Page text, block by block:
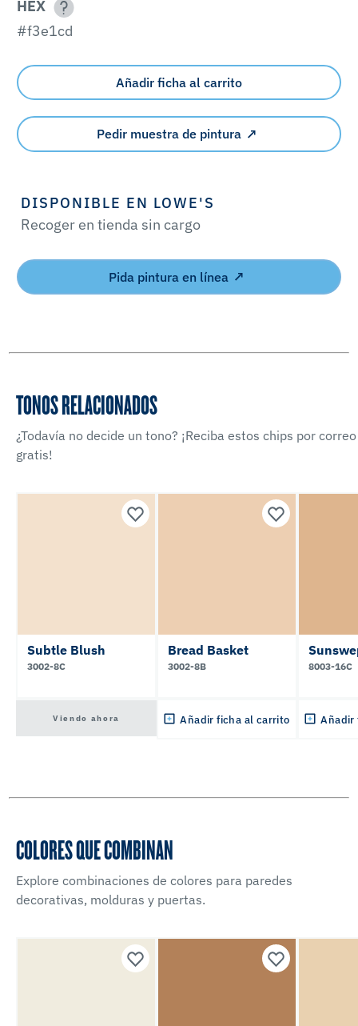
HEX
#f3e1cd
Añadir ficha al carrito
Pedir muestra de pintura
DISPONIBLE EN LOWE'S
Recoger en tienda sin cargo
Pida pintura en línea
TONOS RELACIONADOS
¿Todavía no decide un tono? ¡Reciba estos chips por correo
gratis!
Subtle Blush
3002-8C
Viendo ahora
Bread Basket
3002-8B
Añadir ficha al carrito
8003-16C
Añadir
COLORES QUE COMBINAN
Explore combinaciones de colores para paredes
decorativas, molduras y puertas.